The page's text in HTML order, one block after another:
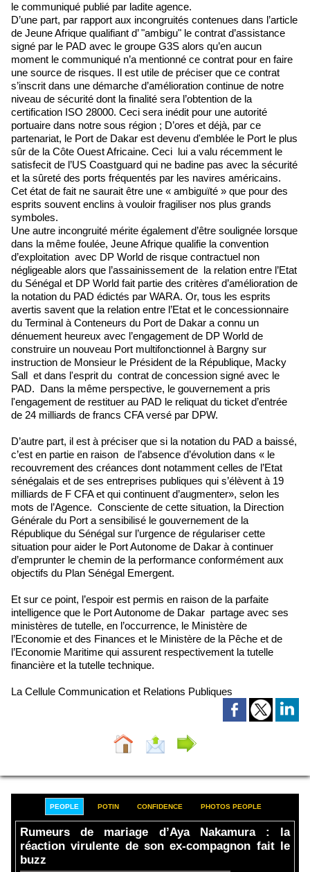
le communiqué publié par ladite agence.
D’une part, par rapport aux incongruités contenues dans l’article
de Jeune Afrique qualifiant d’ "ambigu" le contrat d’assistance
signé par le PAD avec le groupe G3S alors qu’en aucun
moment le communiqué n’a mentionné ce contrat pour en faire
une source de risques. Il est utile de préciser que ce contrat
s’inscrit dans une démarche d’amélioration continue de notre
niveau de sécurité dont la finalité sera l’obtention de la
certification ISO 28000. Ceci sera inédit pour une autorité
portuaire dans notre sous région ; D’ores et déjà, par ce
partenariat, le Port de Dakar est devenu d'emblée le Port le plus
sûr de la Côte Ouest Africaine. Ceci lui a valu récemment le
satisfecit de l’US Coastguard qui ne badine pas avec la sécurité
et la sûreté des ports fréquentés par les navires américains.
Cet état de fait ne saurait être une « ambiguïté » que pour des
esprits souvent enclins à vouloir fragiliser nos plus grands
symboles.
Une autre incongruité mérite également d’être soulignée lorsque
dans la même foulée, Jeune Afrique qualifie la convention
d’exploitation avec DP World de risque contractuel non
négligeable alors que l’assainissement de la relation entre l’Etat
du Sénégal et DP World fait partie des critères d’amélioration de
la notation du PAD édictés par WARA. Or, tous les esprits
avertis savent que la relation entre l’Etat et le concessionnaire
du Terminal à Conteneurs du Port de Dakar a connu un
dénuement heureux avec l’engagement de DP World de
construire un nouveau Port multifonctionnel à Bargny sur
instruction de Monsieur le Président de la République, Macky
Sall et dans l'esprit du contrat de concession signé avec le
PAD. Dans la même perspective, le gouvernement a pris
l'engagement de restituer au PAD le reliquat du ticket d’entrée
de 24 milliards de francs CFA versé par DPW.
D’autre part, il est à préciser que si la notation du PAD a baissé,
c’est en partie en raison de l’absence d’évolution dans « le
recouvrement des créances dont notamment celles de l’Etat
sénégalais et de ses entreprises publiques qui s’élèvent à 19
milliards de F CFA et qui continuent d’augmenter», selon les
mots de l’Agence. Consciente de cette situation, la Direction
Générale du Port a sensibilisé le gouvernement de la
République du Sénégal sur l’urgence de régulariser cette
situation pour aider le Port Autonome de Dakar à continuer
d’emprunter le chemin de la performance conformément aux
objectifs du Plan Sénégal Emergent.
Et sur ce point, l’espoir est permis en raison de la parfaite
intelligence que le Port Autonome de Dakar partage avec ses
ministères de tutelle, en l’occurrence, le Ministère de
l’Economie et des Finances et le Ministère de la Pêche et de
l’Economie Maritime qui assurent respectivement la tutelle
financière et la tutelle technique.
La Cellule Communication et Relations Publiques
PEOPLE POTIN CONFIDENCE PHOTOS PEOPLE
Rumeurs de mariage d’Aya Nakamura : la
réaction virulente de son ex-compagnon fait le
buzz